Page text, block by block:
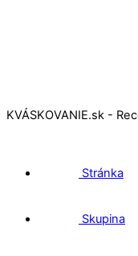
KVÁSKOVANIE.sk -
Stránka
Skupina